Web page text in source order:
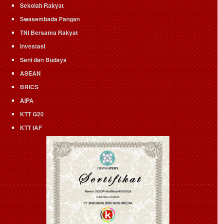
Sekolah Rakyat
Swasembada Pangan
TNI Bersama Rakyat
Investasi
Seni dan Budaya
ASEAN
BRICS
AIPA
KTT G20
KTT IAF